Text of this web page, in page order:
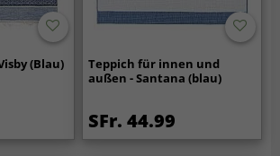
(Blau)
Teppich für innen und
außen - Santana (blau)
SFr. 44.99